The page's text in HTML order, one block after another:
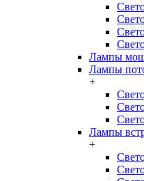
Лампы
Лампы
+
Лампы
+